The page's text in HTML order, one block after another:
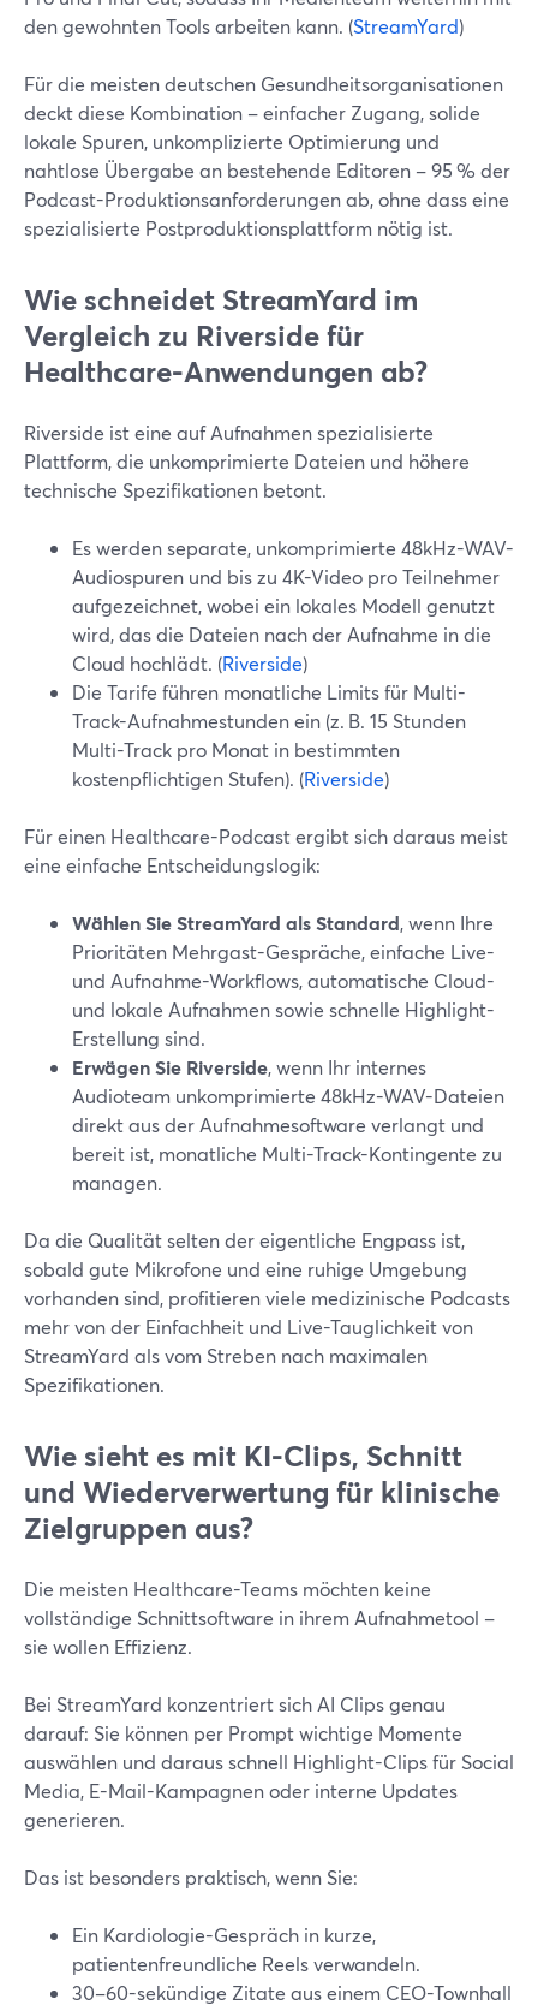
den gewohnten Tools arbeiten kann. (StreamYard)
Für die meisten deutschen Gesundheitsorganisationen
deckt diese Kombination – einfacher Zugang, solide
lokale Spuren, unkomplizierte Optimierung und
nahtlose Übergabe an bestehende Editoren – 95 % der
Podcast-Produktionsanforderungen ab, ohne dass eine
spezialisierte Postproduktionsplattform nötig ist.
Wie schneidet StreamYard im
Vergleich zu Riverside für
Healthcare-Anwendungen ab?
Riverside ist eine auf Aufnahmen spezialisierte
Plattform, die unkomprimierte Dateien und höhere
technische Spezifikationen betont.
Es werden separate, unkomprimierte 48kHz-WAV-
Audiospuren und bis zu 4K-Video pro Teilnehmer
aufgezeichnet, wobei ein lokales Modell genutzt
wird, das die Dateien nach der Aufnahme in die
Cloud hochlädt. (Riverside)
Die Tarife führen monatliche Limits für Multi-
Track-Aufnahmestunden ein (z. B. 15 Stunden
Multi-Track pro Monat in bestimmten
kostenpflichtigen Stufen). (Riverside)
Für einen Healthcare-Podcast ergibt sich daraus meist
eine einfache Entscheidungslogik:
Wählen Sie StreamYard als Standard, wenn Ihre
Prioritäten Mehrgast-Gespräche, einfache Live-
und Aufnahme-Workflows, automatische Cloud-
und lokale Aufnahmen sowie schnelle Highlight-
Erstellung sind.
Erwägen Sie Riverside, wenn Ihr internes
Audioteam unkomprimierte 48kHz-WAV-Dateien
direkt aus der Aufnahmesoftware verlangt und
bereit ist, monatliche Multi-Track-Kontingente zu
managen.
Da die Qualität selten der eigentliche Engpass ist,
sobald gute Mikrofone und eine ruhige Umgebung
vorhanden sind, profitieren viele medizinische Podcasts
mehr von der Einfachheit und Live-Tauglichkeit von
StreamYard als vom Streben nach maximalen
Spezifikationen.
Wie sieht es mit KI-Clips, Schnitt
und Wiederverwertung für klinische
Zielgruppen aus?
Die meisten Healthcare-Teams möchten keine
vollständige Schnittsoftware in ihrem Aufnahmetool –
sie wollen Effizienz.
Bei StreamYard konzentriert sich AI Clips genau
darauf: Sie können per Prompt wichtige Momente
auswählen und daraus schnell Highlight-Clips für Social
Media, E-Mail-Kampagnen oder interne Updates
generieren.
Das ist besonders praktisch, wenn Sie:
Ein Kardiologie-Gespräch in kurze,
patientenfreundliche Reels verwandeln.
30–60-sekündige Zitate aus einem CEO-Townhall